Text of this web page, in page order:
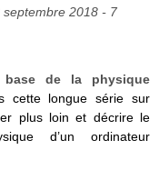
2018 - 7
base de la physique
cette longue série sur
plus loin et décrire le
d’un ordinateur